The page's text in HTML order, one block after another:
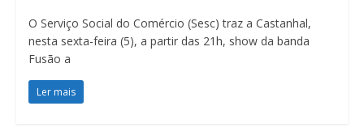
O Serviço Social do Comércio (Sesc) traz a Castanhal,
nesta sexta-feira (5), a partir das 21h, show da banda
Fusão a
Ler mais